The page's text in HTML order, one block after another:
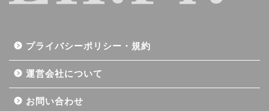
プライバシーポリシー・規約
運営会社について
お問い合わせ